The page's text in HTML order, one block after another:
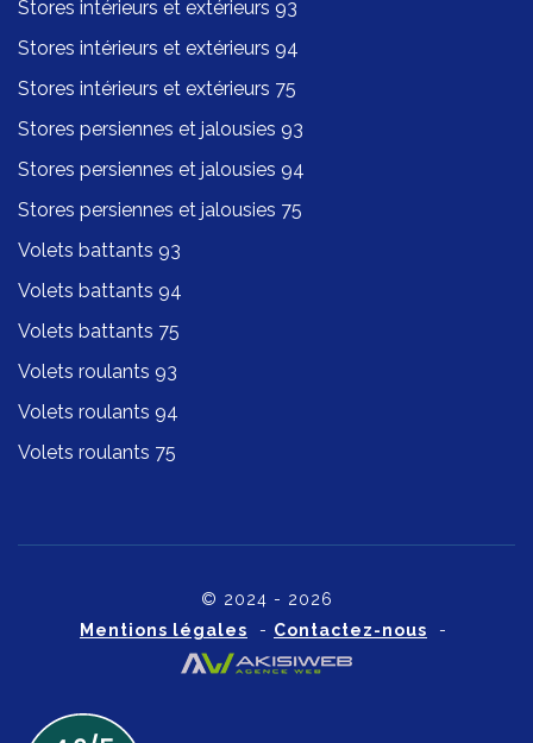
Stores intérieurs et extérieurs 93
Stores intérieurs et extérieurs 94
Stores intérieurs et extérieurs 75
Stores persiennes et jalousies 93
Stores persiennes et jalousies 94
Stores persiennes et jalousies 75
Volets battants 93
Volets battants 94
Volets battants 75
Volets roulants 93
Volets roulants 94
Volets roulants 75
© 2024 - 2026
Mentions légales - Contactez-nous -